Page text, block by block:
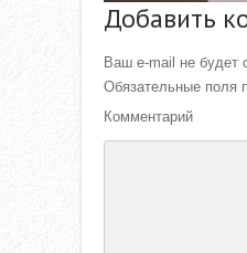
Добавить
Ваш e-mail не будет
Обязательные поля
Комментарий